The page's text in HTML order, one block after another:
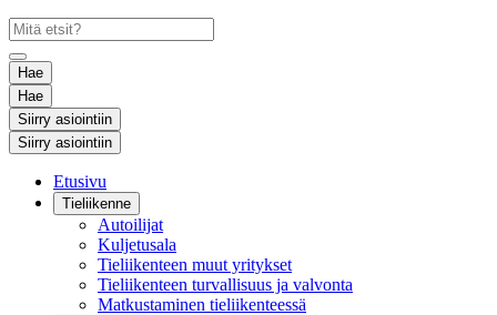
Hae
Hae
Siirry asiointiin
Siirry asiointiin
Etusivu
Tieliikenne
Autoilijat
Kuljetusala
Tieliikenteen muut yritykset
Tieliikenteen turvallisuus ja valvonta
Matkustaminen tieliikenteessä